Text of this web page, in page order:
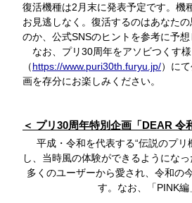
復活機種は2月末に発表予定です。機
お見逃しなく。復活するのはあなた
のか、公式SNSのヒントを参考に予
なお、プリ30周年をアソビつくす
（https://www.puri30th.furyu.jp/）に
画を存分にお楽しみください。
プリ30周年特別企画「DEAR 令
平成・令和を代表する“伝説のプ
し、当時風の体験ができるようにな
多くのユーザーから愛され、令和の
す。なお、「PINK